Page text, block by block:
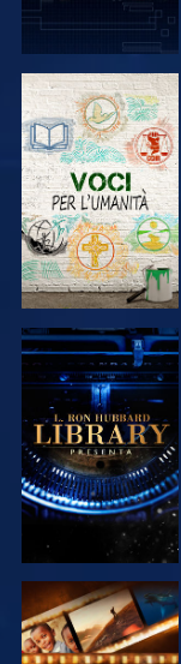
ESPLORA LE
SERIE
ESPLORA LE
SERIE
ESPLORA LE